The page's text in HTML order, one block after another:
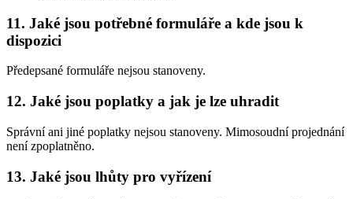
11. Jaké jsou potřebné formuláře a kde jsou k
dispozici
Předepsané formuláře nejsou stanoveny.
12. Jaké jsou poplatky a jak je lze uhradit
Správní ani jiné poplatky nejsou stanoveny. Mimosoudní projednání
není zpoplatněno.
13. Jaké jsou lhůty pro vyřízení